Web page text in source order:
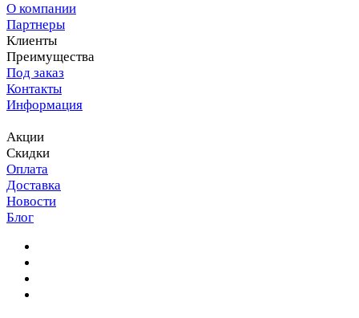
О компании
Партнеры
Клиенты
Преимущества
Под заказ
Контакты
Информация
Акции
Скидки
Оплата
Доставка
Новости
Блог